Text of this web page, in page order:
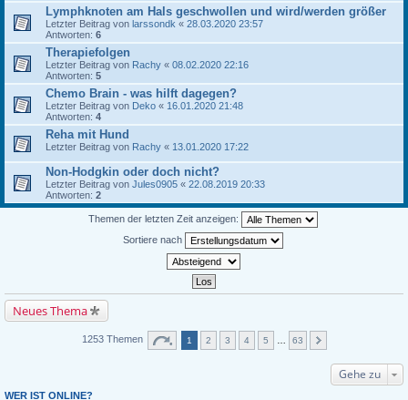
Lymphknoten am Hals geschwollen und wird/werden größer
Letzter Beitrag von larssondk « 28.03.2020 23:57
Antworten: 6
Therapiefolgen
Letzter Beitrag von Rachy « 08.02.2020 22:16
Antworten: 5
Chemo Brain - was hilft dagegen?
Letzter Beitrag von Deko « 16.01.2020 21:48
Antworten: 4
Reha mit Hund
Letzter Beitrag von Rachy « 13.01.2020 17:22
Non-Hodgkin oder doch nicht?
Letzter Beitrag von Jules0905 « 22.08.2019 20:33
Antworten: 2
Themen der letzten Zeit anzeigen:
Sortiere nach
Neues Thema
1253 Themen 1 2 3 4 5 63
Gehe zu
WER IST ONLINE?